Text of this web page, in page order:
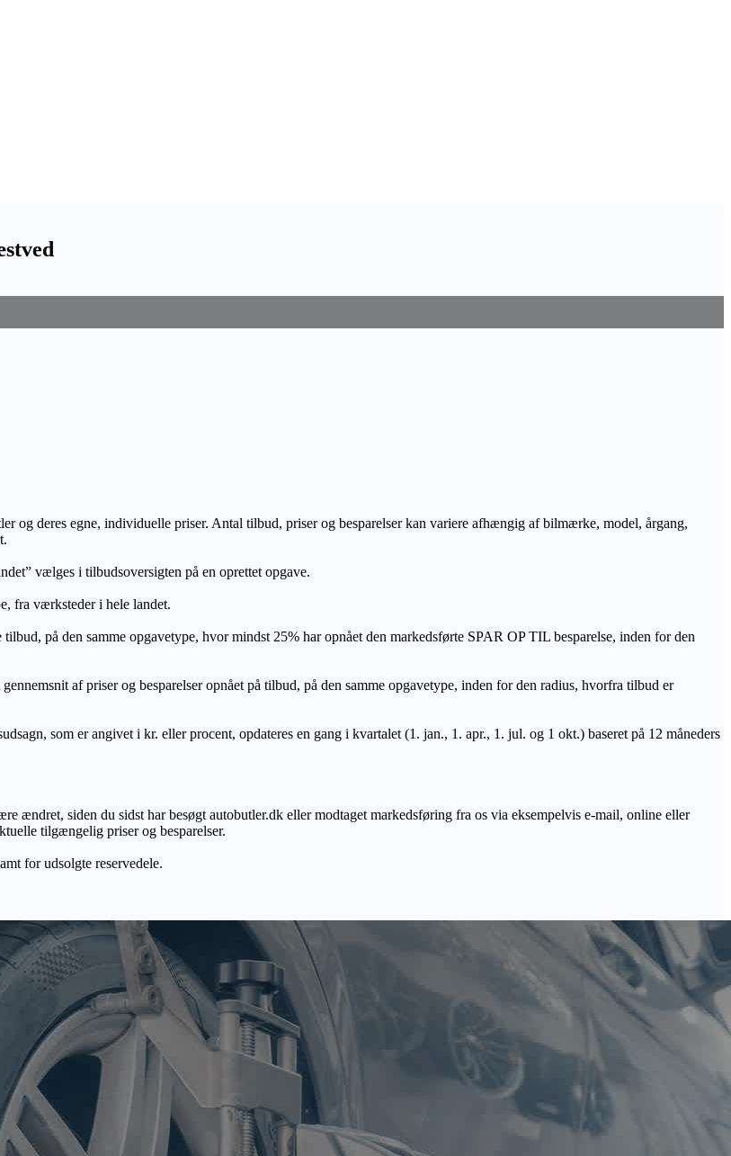
og deres egne, individuelle priser. Antal tilbud, priser og besparelser kan variere afhængig af bilmærke, model, årgang,
vælges i tilbudsoversigten på en oprettet opgave.
fra værksteder i hele landet.
på den samme opgavetype, hvor mindst 25% har opnået den markedsførte SPAR OP TIL besparelse, inden for den
af priser og besparelser opnået på tilbud, på den samme opgavetype, inden for den radius, hvorfra tilbud er
som er angivet i kr. eller procent, opdateres en gang i kvartalet (1. jan., 1. apr., 1. jul. og 1 okt.) baseret på 12 måneders
ændret, siden du sidst har besøgt autobutler.dk eller modtaget markedsføring fra os via eksempelvis e-mail, online eller
tilgængelig priser og besparelser.
for udsolgte reservedele.